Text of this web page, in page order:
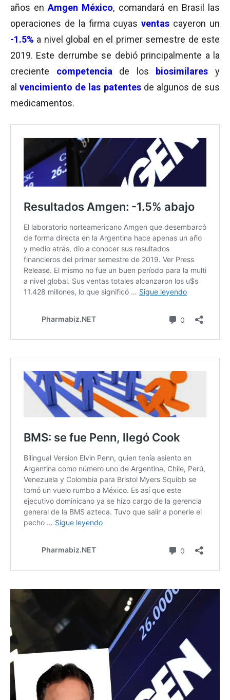
años enAmgen México, comandará en Brasil las
operaciones de la firma cuyasventas cayeron un
-1.5% a nivel global en el primer semestre de este
2019. Este derrumbe se debió principalmente a la
creciente competencia de los biosimilares y
alvencimiento de las patentesde algunos de sus
medicamentos.